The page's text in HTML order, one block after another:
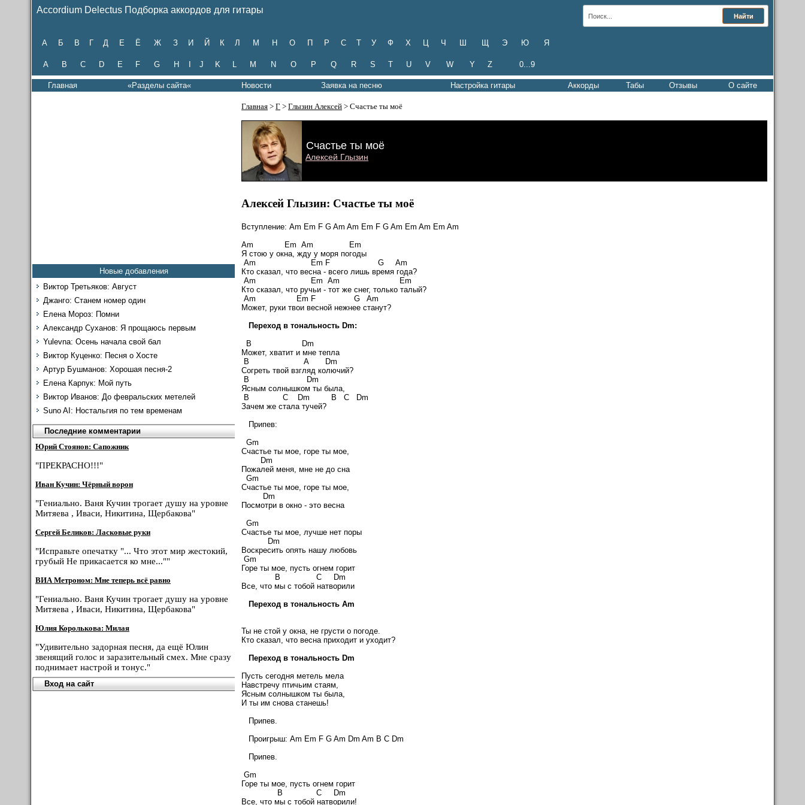
Accordium Delectus Подборка аккордов для гитары
А Б В Г Д Е Ё Ж З И Й К Л М Н О П Р С Т У Ф Х Ц Ч Ш Щ Э Ю Я
A B C D E F G H J K L M N O P Q R S T U V W Y Z 0...9
Главная «Разделы сайта« Новости Заявка на песню Настройка гитары Аккорды Табы Отзывы О сайте
Новые добавления
Виктор Третьяков: Август
Джанго: Станем номер один
Елена Мороз: Помни
Александр Суханов: Я прощаюсь первым
Yulevna: Осень начала свой бал
Виктор Куценко: Песня о Хосте
Артур Бушманов: Хорошая песня-2
Елена Карпук: Мой путь
Виктор Иванов: До февральских метелей
Suno AI: Ностальгия по тем временам
Последние комментарии
Юрий Стоянов: Сапожник
"ПРЕКРАСНО!!!"
Иван Кучин: Чёрный ворон
"Гениально. Ваня Кучин трогает душу на уровне
Митяева , Иваси, Никитина, Щербакова"
Сергей Беликов: Ласковые руки
"Исправьте опечатку "... Что этот мир жестокий,
грубый Не прикасается ко мне...""
ВИА Метроном: Мне теперь всё равно
"Гениально. Ваня Кучин трогает душу на уровне
Митяева , Иваси, Никитина, Щербакова"
Юлия Королькова: Милая
"Удивительно задорная песня, да ещё Юлин
звенящий голос и заразительный смех. Мне сразу
поднимает настрой и тонус."
Вход на сайт
Главная > Г > Глызин Алексей > Счастье ты моё
Счастье ты моё
Алексей Глызин
Алексей Глызин: Счастье ты моё
Вступление: Am Em F G Am Am Em F G Am Em Am Em Am
Am Em Am Em
Я стою у окна, жду у моря погоды
Am Em F G Am
Кто сказал, что весна - всего лишь время года?
Am Em Am Em
Кто сказал, что ручьи - тот же снег, только талый?
Am Em F G Am
Может, руки твои весной нежнее станут?
Переход в тональность Dm:
B Dm
Может, хватит и мне тепла
B A Dm
Согреть твой взгляд колючий?
B Dm
Ясным солнышком ты была,
B C Dm B C Dm
Зачем же стала тучей?
Припев:
Gm
Счастье ты мое, горе ты мое,
Dm
Пожалей меня, мне не до сна
Gm
Счастье ты мое, горе ты мое,
Dm
Посмотри в окно - это весна
Gm
Счастье ты мое, лучше нет поры
Dm
Воскресить опять нашу любовь
Gm
Горе ты мое, пусть огнем горит
B C Dm
Все, что мы с тобой натворили
Переход в тональность Am
Ты не стой у окна, не грусти о погоде.
Кто сказал, что весна приходит и уходит?
Переход в тональность Dm
Пусть сегодня метель мела
Навстречу птичьим стаям,
Ясным солнышком ты была,
И ты им снова станешь!
Припев.
Проигрыш: Am Em F G Am Dm Am B C Dm
Припев.
Gm
Горе ты мое, пусть огнем горит
B C Dm
Все, что мы с тобой натворили!